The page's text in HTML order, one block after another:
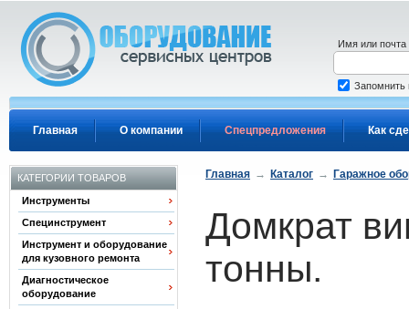
Главная О компании Спецпредложения Как
Имя или почта
Запомнить
КАТЕГОРИИ ТОВАРОВ
Инструменты
Специнструмент
Инструмент и оборудование
для кузовного ремонта
Диагностическое
оборудование
Главная → Каталог → Гаражное
Домкрат
тонны.